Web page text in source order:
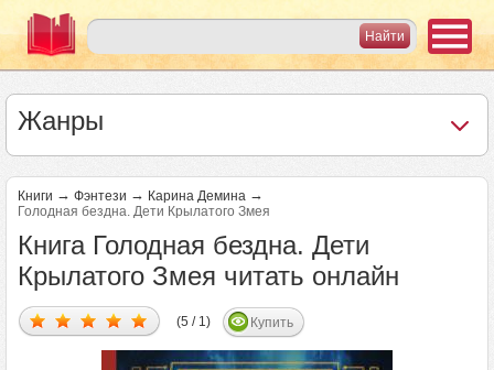
Жанры
Книги → Фэнтези → Карина Демина →
Голодная бездна. Дети Крылатого Змея
Книга Голодная бездна. Дети
Крылатого Змея читать онлайн
(5 / 1) Купить